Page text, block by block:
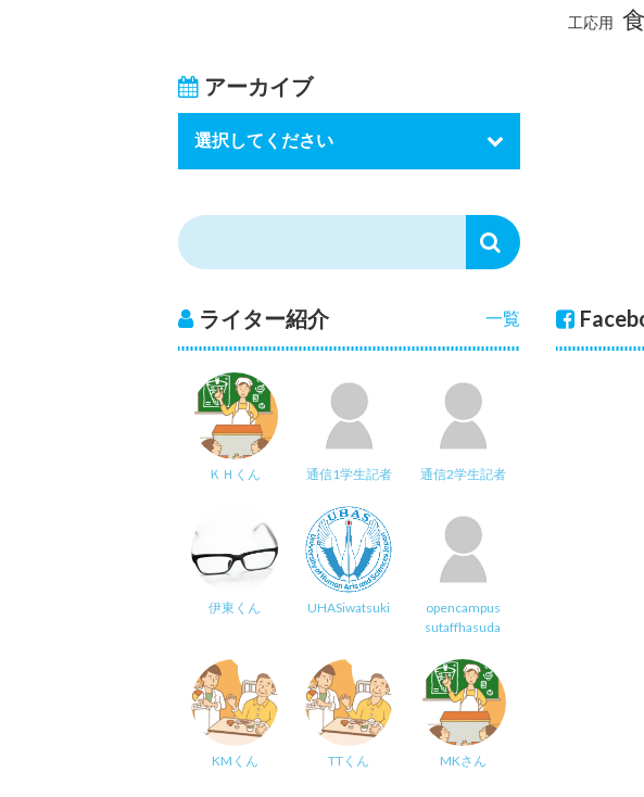
工応用
アーカイブ
一覧
ライター紹介
ＫＨくん 通信1学生記者 通信2学生記者
伊東くん UHASiwatsuki
opencampus
sutaffhasuda
KMくん TTくん MKさん